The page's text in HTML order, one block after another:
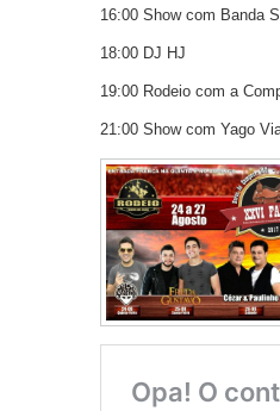
16:00 Show com Banda
18:00 DJ HJ
19:00 Rodeio com a
21:00 Show com Yago